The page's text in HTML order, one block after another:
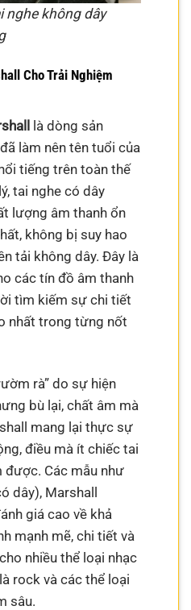
nghe không dây
Cho Trải Nghiệm
là dòng sản
làm nên tên tuổi của
tiếng trên toàn thế
tai nghe có dây
lượng âm thanh ổn
không bị suy hao
tải không dây. Đây là
các tín đồ âm thanh
tìm kiếm sự chi tiết
nhất trong từng nốt
rà” do sự hiện
bù lại, chất âm mà
mang lại thực sự
điều mà ít chiếc tai
được. Các mẫu như
dây), Marshall
giá cao về khả
mạnh mẽ, chi tiết và
nhiều thể loại nhạc
rock và các thể loại
sâu.